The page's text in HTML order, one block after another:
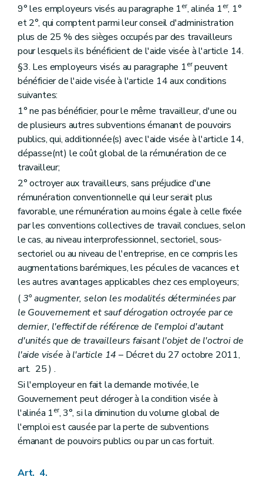
9° les employeurs visés au paragraphe 1er, alinéa 1er, 1°
et 2°, qui comptent parmi leur conseil d'administration
plus de 25 % des sièges occupés par des travailleurs
pour lesquels ils bénéficient de l'aide visée à l'article 14.
§3. Les employeurs visés au paragraphe 1erpeuvent
bénéficier de l'aide visée à l'article 14 aux conditions
suivantes:
1° ne pas bénéficier, pour le même travailleur, d'une ou
de plusieurs autres subventions émanant de pouvoirs
publics, qui, additionnée(s) avec l'aide visée à l'article 14,
dépasse(nt) le coût global de la rémunération de ce
travailleur;
2° octroyer aux travailleurs, sans préjudice d'une
rémunération conventionnelle qui leur serait plus
favorable, une rémunération au moins égale à celle fixée
par les conventions collectives de travail conclues, selon
le cas, au niveau interprofessionnel, sectoriel, sous-
sectoriel ou au niveau de l'entreprise, en ce compris les
augmentations barémiques, les pécules de vacances et
les autres avantages applicables chez ces employeurs;
(3° augmenter, selon les modalités déterminées par
le Gouvernement et sauf dérogation octroyée par ce
dernier, l'effectif de référence de l'emploi d'autant
d'unités que de travailleurs faisant l'objet de l'octroi de
l'aide visée à l'article 14 – Décret du 27 octobre 2011,
art. 25 ) .
Si l'employeur en fait la demande motivée, le
Gouvernement peut déroger à la condition visée à
l'alinéa 1er, 3°, si la diminution du volume global de
l'emploi est causée par la perte de subventions
émanant de pouvoirs publics ou par un cas fortuit.
Art. 4.